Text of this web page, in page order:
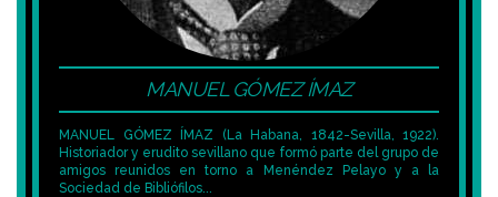
MANUEL GÓMEZ ÍMAZ
MANUEL GÓMEZ ÍMAZ (La Habana, 1842-Sevilla, 1922).
Historiador y erudito sevillano que formó parte del grupo de
amigos reunidos en torno a Menéndez Pelayo y a la
Sociedad de Bibliófilos...